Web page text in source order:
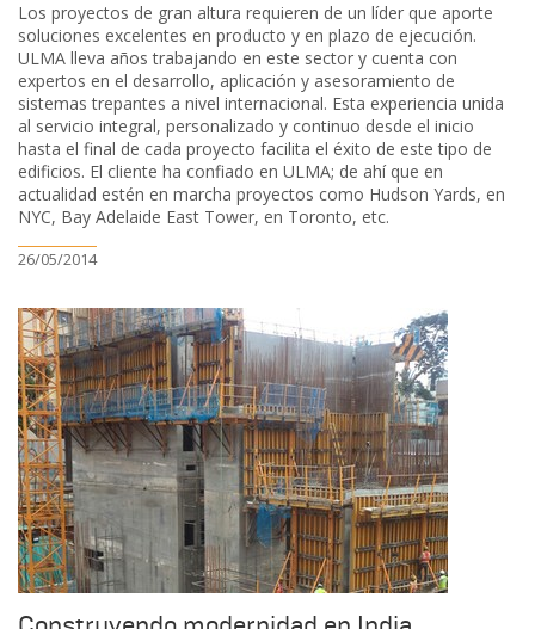
Los proyectos de gran altura requieren de un líder que aporte
soluciones excelentes en producto y en plazo de ejecución.
ULMA lleva años trabajando en este sector y cuenta con
expertos en el desarrollo, aplicación y asesoramiento de
sistemas trepantes a nivel internacional. Esta experiencia unida
al servicio integral, personalizado y continuo desde el inicio
hasta el final de cada proyecto facilita el éxito de este tipo de
edificios. El cliente ha confiado en ULMA; de ahí que en
actualidad estén en marcha proyectos como Hudson Yards, en
NYC, Bay Adelaide East Tower, en Toronto, etc.
26/05/2014